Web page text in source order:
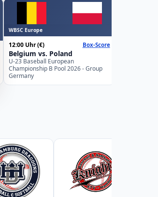
WBSC Europe
12:00 Uhr(€) Box-Score
Belgium vs. Poland
U-23 Baseball European
Championship B Pool 2026 - Group
Germany